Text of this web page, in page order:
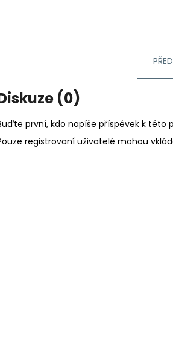
(0)
první, kdo napíše příspěvek k této
registrovaní uživatelé mohou